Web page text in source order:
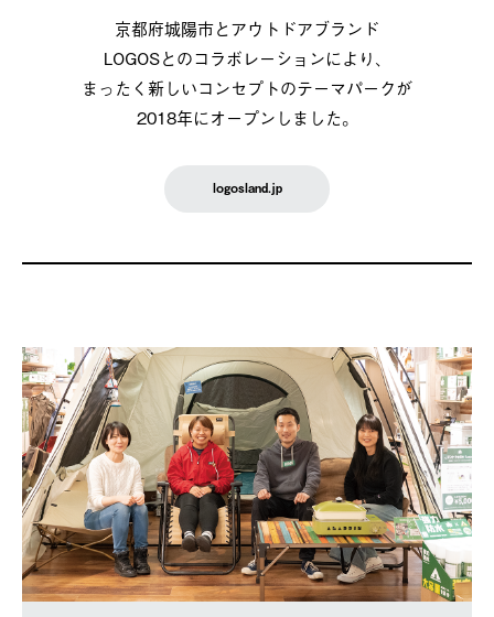
京都府城陽市とアウトドアブランド
LOGOSとのコラボレーションにより、
まったく新しいコンセプトのテーマパークが
2018年にオープンしました。
logosland.jp